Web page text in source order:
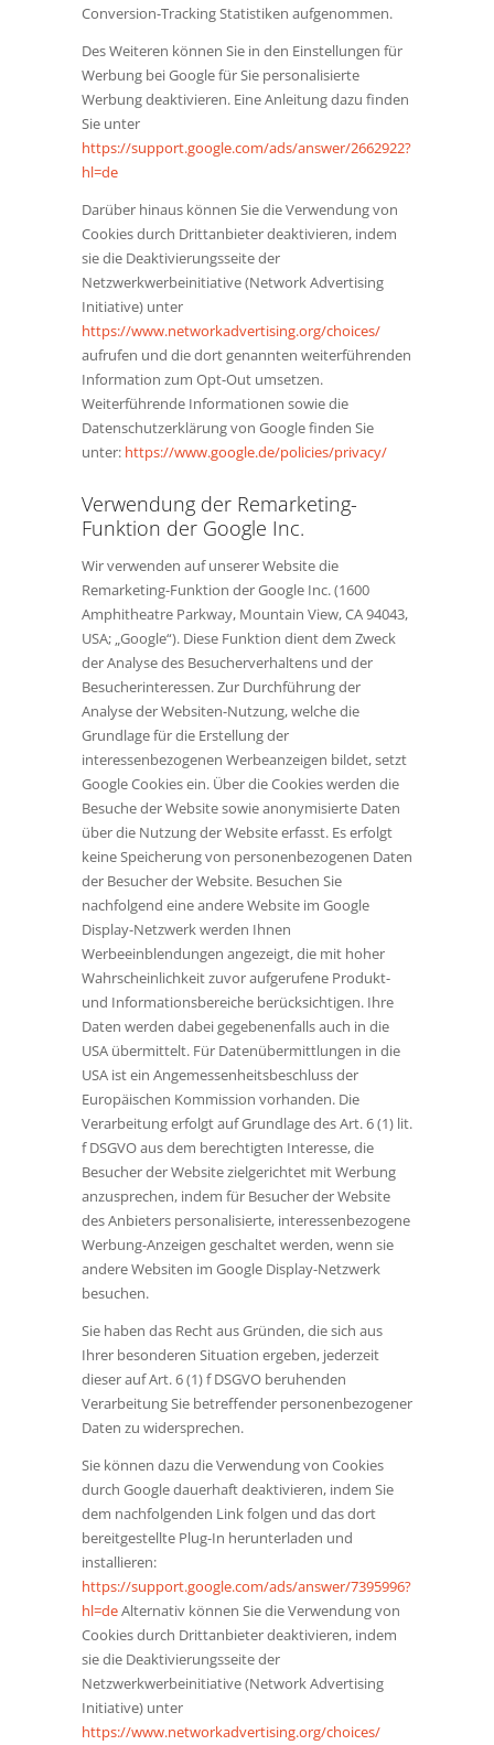
Conversion-Tracking Statistiken aufgenommen.
Des Weiteren können Sie in den Einstellungen für
Werbung bei Google für Sie personalisierte
Werbung deaktivieren. Eine Anleitung dazu finden
Sie unter
https://support.google.com/ads/answer/2662922?
hl=de
Darüber hinaus können Sie die Verwendung von
Cookies durch Drittanbieter deaktivieren, indem
sie die Deaktivierungsseite der
Netzwerkwerbeinitiative (Network Advertising
Initiative) unter
https://www.networkadvertising.org/choices/
aufrufen und die dort genannten weiterführenden
Information zum Opt-Out umsetzen.
Weiterführende Informationen sowie die
Datenschutzerklärung von Google finden Sie
unter: https://www.google.de/policies/privacy/
Verwendung der Remarketing-
Funktion der Google Inc.
Wir verwenden auf unserer Website die
Remarketing-Funktion der Google Inc. (1600
Amphitheatre Parkway, Mountain View, CA 94043,
USA; „Google“). Diese Funktion dient dem Zweck
der Analyse des Besucherverhaltens und der
Besucherinteressen. Zur Durchführung der
Analyse der Websiten-Nutzung, welche die
Grundlage für die Erstellung der
interessenbezogenen Werbeanzeigen bildet, setzt
Google Cookies ein. Über die Cookies werden die
Besuche der Website sowie anonymisierte Daten
über die Nutzung der Website erfasst. Es erfolgt
keine Speicherung von personenbezogenen Daten
der Besucher der Website. Besuchen Sie
nachfolgend eine andere Website im Google
Display-Netzwerk werden Ihnen
Werbeeinblendungen angezeigt, die mit hoher
Wahrscheinlichkeit zuvor aufgerufene Produkt-
und Informationsbereiche berücksichtigen. Ihre
Daten werden dabei gegebenenfalls auch in die
USA übermittelt. Für Datenübermittlungen in die
USA ist ein Angemessenheitsbeschluss der
Europäischen Kommission vorhanden. Die
Verarbeitung erfolgt auf Grundlage des Art. 6 (1) lit.
f DSGVO aus dem berechtigten Interesse, die
Besucher der Website zielgerichtet mit Werbung
anzusprechen, indem für Besucher der Website
des Anbieters personalisierte, interessenbezogene
Werbung-Anzeigen geschaltet werden, wenn sie
andere Websiten im Google Display-Netzwerk
besuchen.
Sie haben das Recht aus Gründen, die sich aus
Ihrer besonderen Situation ergeben, jederzeit
dieser auf Art. 6 (1) f DSGVO beruhenden
Verarbeitung Sie betreffender personenbezogener
Daten zu widersprechen.
Sie können dazu die Verwendung von Cookies
durch Google dauerhaft deaktivieren, indem Sie
dem nachfolgenden Link folgen und das dort
bereitgestellte Plug-In herunterladen und
installieren:
https://support.google.com/ads/answer/7395996?
hl=deAlternativ können Sie die Verwendung von
Cookies durch Drittanbieter deaktivieren, indem
sie die Deaktivierungsseite der
Netzwerkwerbeinitiative (Network Advertising
Initiative) unter
https://www.networkadvertising.org/choices/